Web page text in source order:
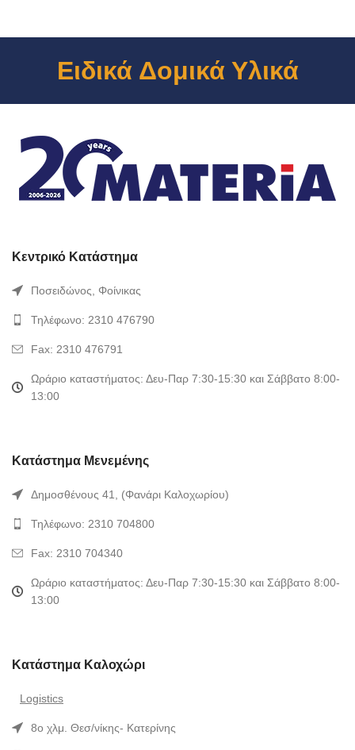
Ειδικά Δομικά Υλικά
Κεντρικό Κατάστημα
Ποσειδώνος, Φοίνικας
Τηλέφωνο: 2310 476790
Fax: 2310 476791
Ωράριο καταστήματος: Δευ-Παρ 7:30-15:30 και Σάββατο 8:00-
13:00
Κατάστημα Μενεμένης
Δημοσθένους 41, (Φανάρι Καλοχωρίου)
Τηλέφωνο: 2310 704800
Fax: 2310 704340
Ωράριο καταστήματος: Δευ-Παρ 7:30-15:30 και Σάββατο 8:00-
13:00
Κατάστημα Καλοχώρι
Logistics
8ο χλμ. Θεσ/νίκης- Κατερίνης